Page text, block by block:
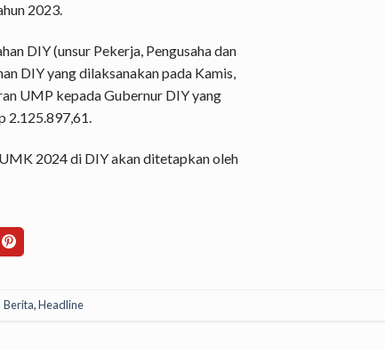
2023.
DIY (unsur Pekerja, Pengusaha dan
DIY yang dilaksanakan pada Kamis,
UMP kepada Gubernur DIY yang
2.125.897,61.
2024 di DIY akan ditetapkan oleh
Berita,Headline